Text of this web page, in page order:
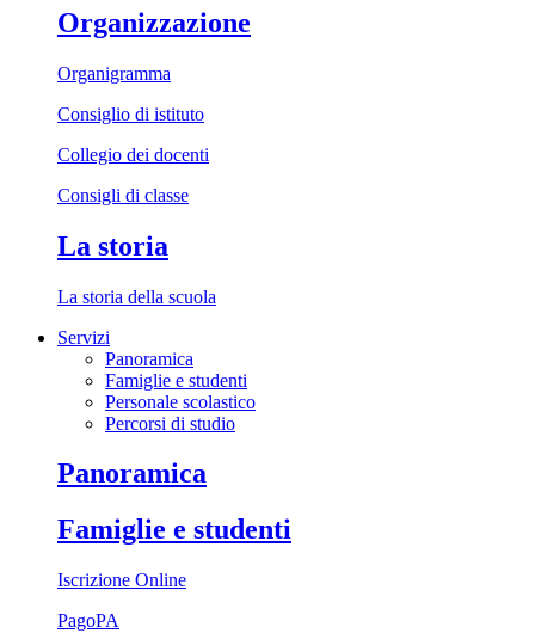
Organizzazione
Organigramma
Consiglio di istituto
Collegio dei docenti
Consigli di classe
La storia
La storia della scuola
Servizi
Panoramica
Famiglie e studenti
Personale scolastico
Percorsi di studio
Panoramica
Famiglie e studenti
Iscrizione Online
PagoPA